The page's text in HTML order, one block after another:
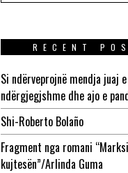
RECENT
Si ndërveprojnë mendja juaj e
ndërgjegjshme dhe ajo e
Shi-Roberto Bolaño
Fragment nga romani
kujtesën”/Arlinda Guma